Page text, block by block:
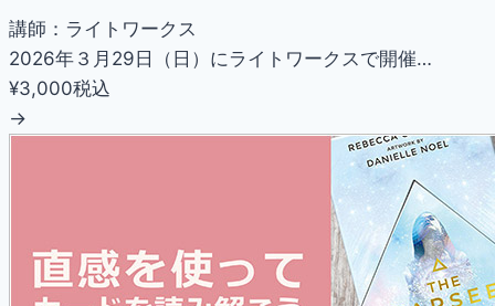
講師：ライトワークス
2026年３月29日（日）にライトワークスで開催…
¥3,000税込
→